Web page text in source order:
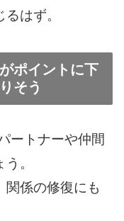
はず。
ポイントに下
そう
ートナーや仲間
。
関係の修復にも